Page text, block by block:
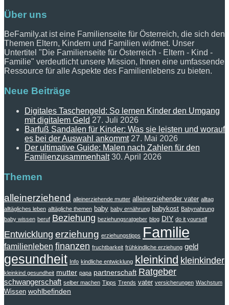
Über uns
BeFamily.at ist eine Familienseite für Österreich, die sich den
Themen Eltern, Kindern und Familien widmet. Unser
Untertitel "Die Familienseite für Österreich - Eltern - Kind -
Familie" verdeutlicht unsere Mission, Ihnen eine umfassende
Ressource für alle Aspekte des Familienlebens zu bieten.
Neue Beiträge
Digitales Taschengeld: So lernen Kinder den Umgang
mit digitalem Geld 27. Juli 2026
Barfuß Sandalen für Kinder: Was sie leisten und worauf
es bei der Auswahl ankommt 27. Mai 2026
Der ultimative Guide: Malen nach Zahlen für den
Familienzusammenhalt 30. April 2026
Themen
alleinerziehend alleinerziehende mutter alleinerziehender vater alltag
alltägliches leben alltägliche themen baby baby ernährung babykost Babynahrung
baby wissen beruf Beziehung beziehungsratgeber blog DIY do it yourself
Entwicklung erziehung erziehungstipps Familie
familienleben finanzen fruchtbarkeit frühkindliche erziehung geld
gesundheit Info kindliche entwicklung kleinkind kleinkinder
kleinkind gesundheit mutter papa partnerschaft Ratgeber
schwangerschaft selber machen Tipps Trends vater versicherungen Wachstum
Wissen wohlbefinden